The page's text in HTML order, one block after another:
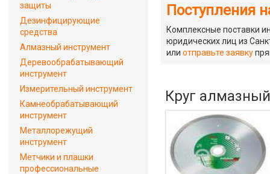
Поступления
Комплексные поставки
юридических лиц из
илиотправьте заявку
Круг
защиты
Дезинфицирующие
средства
Алмазный инструмент
Деревообрабатывающий
инструмент
Измерительный инструмент
Камнеобрабатывающий
инструмент
Металлорежущий
инструмент
Метчики и плашки
профессиональные